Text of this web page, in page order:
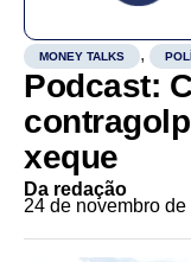
MONEY TALKS ,
Podcast:
xeque
Da redação
24 de novembro de